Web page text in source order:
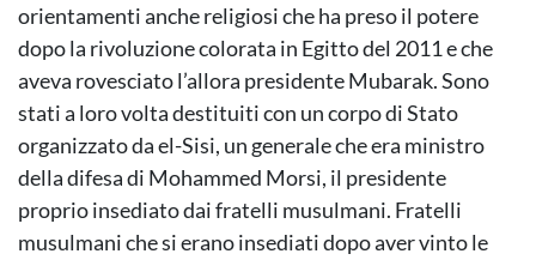
orientamenti anche religiosi che ha preso il potere
dopo la rivoluzione colorata in Egitto del 2011 e che
aveva rovesciato l’allora presidente Mubarak. Sono
stati a loro volta destituiti con un corpo di Stato
organizzato da el-Sisi, un generale che era ministro
della difesa di Mohammed Morsi, il presidente
proprio insediato dai fratelli musulmani. Fratelli
musulmani che si erano insediati dopo aver vinto le